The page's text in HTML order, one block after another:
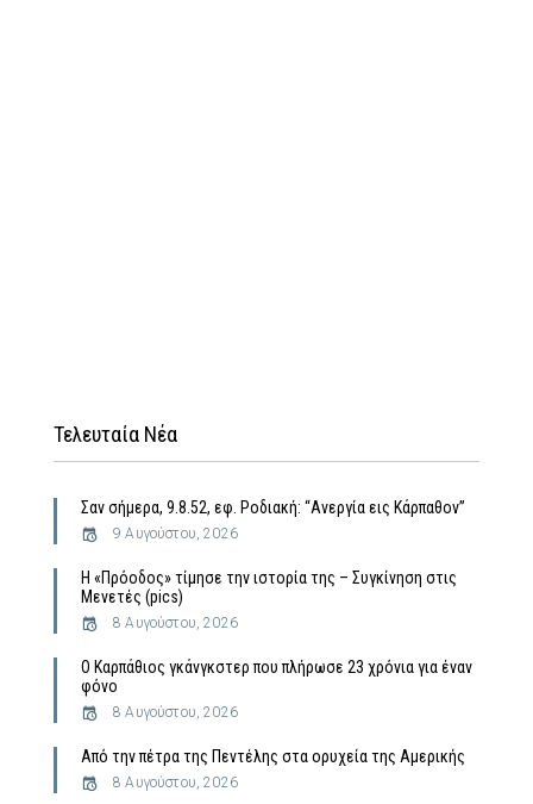
Τελευταία Νέα
Σαν σήμερα, 9.8.52, εφ. Ροδιακή: “Ανεργία εις Κάρπαθον”
9 Αυγούστου, 2026
Η «Πρόοδος» τίμησε την ιστορία της – Συγκίνηση στις
Μενετές (pics)
8 Αυγούστου, 2026
Ο Καρπάθιος γκάνγκστερ που πλήρωσε 23 χρόνια για έναν
φόνο
8 Αυγούστου, 2026
Από την πέτρα της Πεντέλης στα ορυχεία της Αμερικής
8 Αυγούστου, 2026